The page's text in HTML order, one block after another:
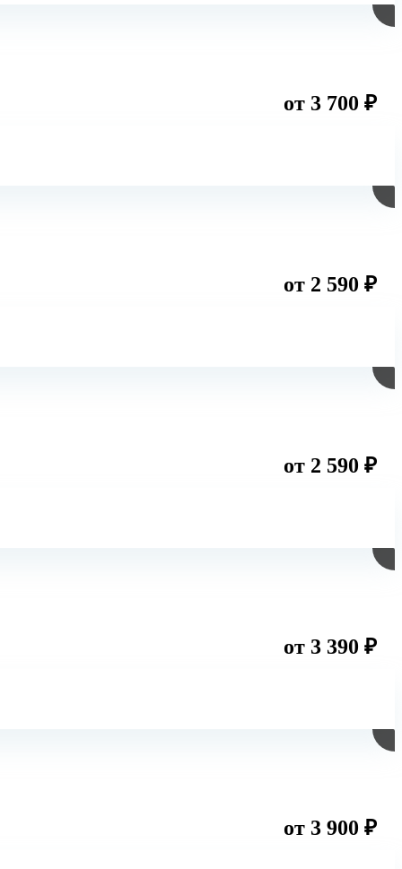
от 3 700 ₽
от 2 590 ₽
от 2 590 ₽
от 3 390 ₽
от 3 900 ₽